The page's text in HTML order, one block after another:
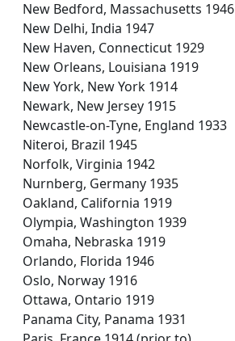
New Bedford, Massachusetts 1946
New Delhi, India 1947
New Haven, Connecticut 1929
New Orleans, Louisiana 1919
New York, New York 1914
Newark, New Jersey 1915
Newcastle-on-Tyne, England 1933
Niteroi, Brazil 1945
Norfolk, Virginia 1942
Nurnberg, Germany 1935
Oakland, California 1919
Olympia, Washington 1939
Omaha, Nebraska 1919
Orlando, Florida 1946
Oslo, Norway 1916
Ottawa, Ontario 1919
Panama City, Panama 1931